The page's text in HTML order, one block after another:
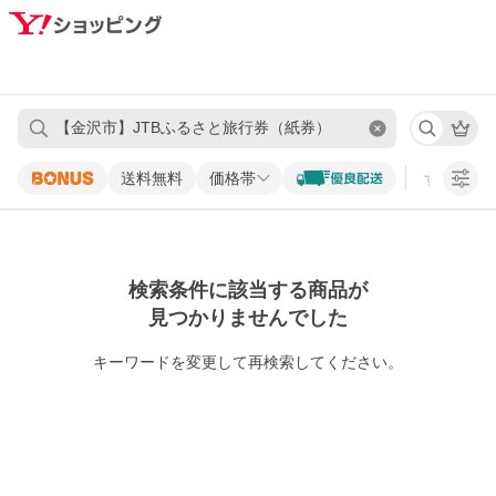
送料無料 価格帯 すべての条
検索条件に該当する商品が
見つかりませんでした
キーワードを変更して再検索してください。